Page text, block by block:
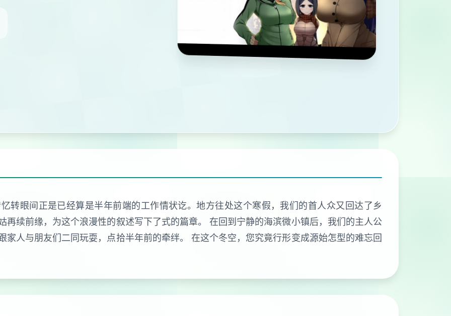
转眼间正是已经算是半年前端的工作情状讫。地方往处这个寒假，我们的首人众又回达了乡
再续前缘，为这个浪漫性的叙述写下了式的篇章。 在回到宁静的海滨微小镇后，我们的主人公
家人与朋友们二同玩耍，点拾半年前的牵绊。 在这个冬空，您究竟行形变成源始怎型的难忘回